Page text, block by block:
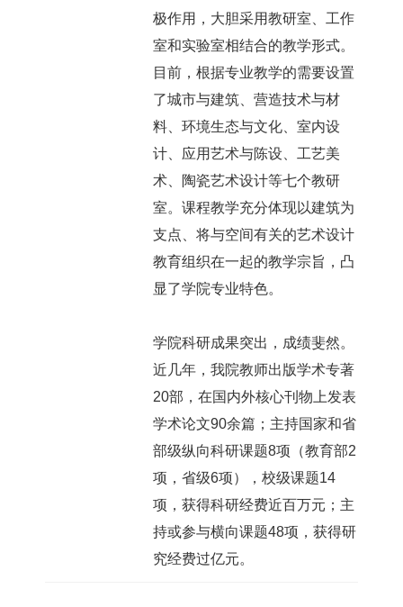
极作用，大胆采用教研室、工作
室和实验室相结合的教学形式。
目前，根据专业教学的需要设置
了城市与建筑、营造技术与材
料、环境生态与文化、室内设
计、应用艺术与陈设、工艺美
术、陶瓷艺术设计等七个教研
室。课程教学充分体现以建筑为
支点、将与空间有关的艺术设计
教育组织在一起的教学宗旨，凸
显了学院专业特色。
学院科研成果突出，成绩斐然。
近几年，我院教师出版学术专著
20部，在国内外核心刊物上发表
学术论文90余篇；主持国家和省
部级纵向科研课题8项（教育部2
项，省级6项），校级课题14
项，获得科研经费近百万元；主
持或参与横向课题48项，获得研
究经费过亿元。